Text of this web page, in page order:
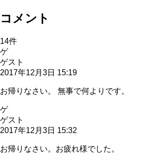
コメント
14件
ゲ
ゲスト
2017年12月3日 15:19
お帰りなさい。 無事で何よりです。
ゲ
ゲスト
2017年12月3日 15:32
お帰りなさい。お疲れ様でした。